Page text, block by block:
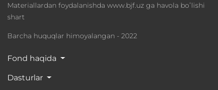
Materiallardan foydalanishda www.bjf.uz ga havola boʻlishi
shart
Barcha huquqlar himoyalangan - 2022
Fond haqida
Dasturlar